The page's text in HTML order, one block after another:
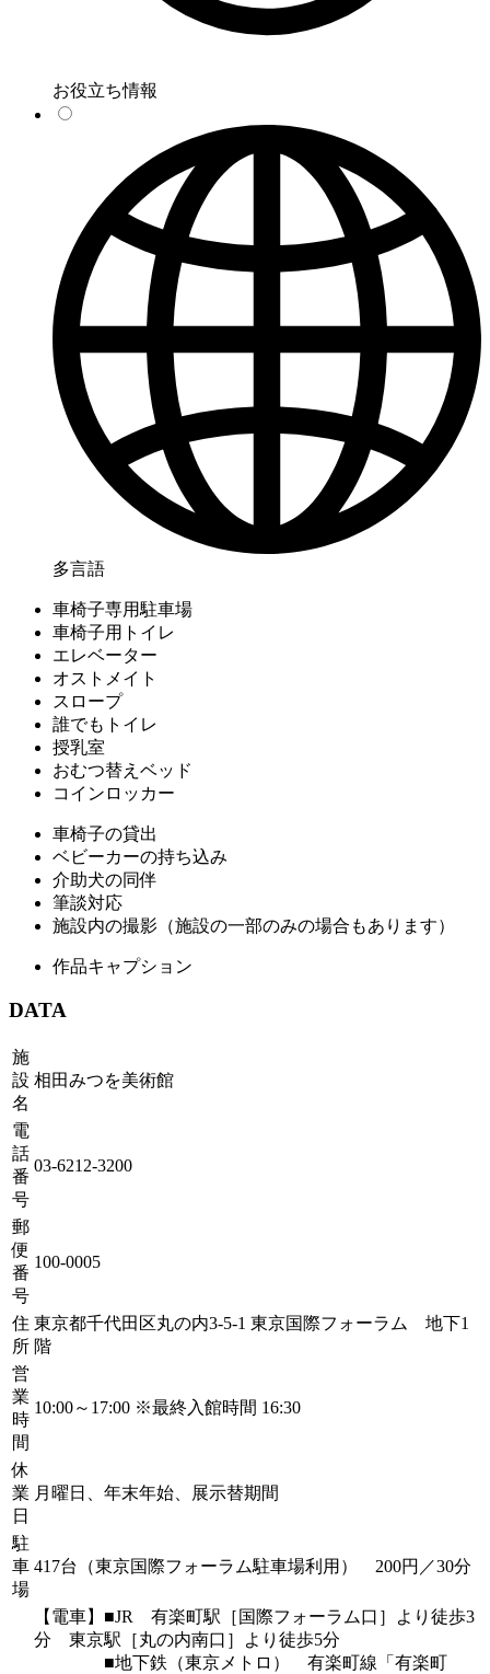
お役立ち情報
多言語
車椅子専用駐車場
車椅子用トイレ
エレベーター
オストメイト
スロープ
誰でもトイレ
授乳室
おむつ替えベッド
コインロッカー
車椅子の貸出
ベビーカーの持ち込み
介助犬の同伴
筆談対応
施設内の撮影（施設の一部のみの場合もあります）
作品キャプション
DATA
施
設
名
相田みつを美術館
電
話
番
号
03-6212-3200
郵
便
番
号
100-0005
住
所
東京都千代田区丸の内3-5-1 東京国際フォーラム 地下1
階
営
業
時
間
10:00～17:00 ※最終入館時間 16:30
休
業
日
月曜日、年末年始、展示替期間
駐
車
場
417台（東京国際フォーラム駐車場利用） 200円／30分
【電車】■JR 有楽町駅［国際フォーラム口］より徒歩3
分 東京駅［丸の内南口］より徒歩5分
■地下鉄（東京メトロ） 有楽町線「有楽町